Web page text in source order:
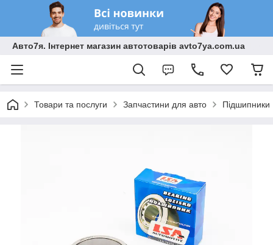
Авто7я. Інтернет магазин автотоварів avto7ya.com.ua
Товари та послуги Запчастини для авто Підшипники